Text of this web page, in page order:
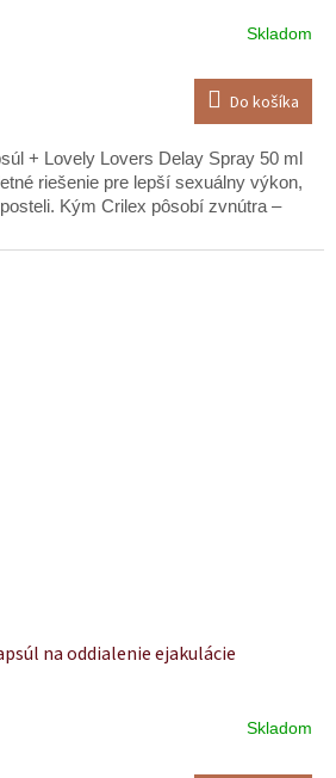
Skladom
Do košíka
+ Lovely Lovers Delay Spray 50 ml
riešenie pre lepší sexuálny výkon,
Kým Crilex pôsobí zvnútra –
na oddialenie ejakulácie
Skladom